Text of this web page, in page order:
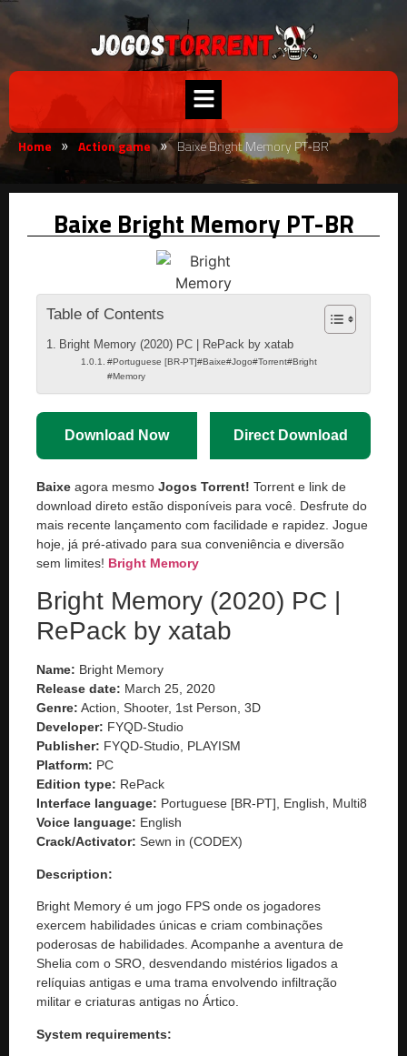
Home » Action game » Baixe Bright Memory PT-BR
Baixe Bright Memory PT-BR
Table of Contents
Bright Memory (2020) PC | RePack by xatab
#Portuguese [BR-PT]#Baixe#Jogo#Torrent#Bright
#Memory
Download Now Direct Download
Baixe agora mesmo Jogos Torrent! Torrent e link de
download direto estão disponíveis para você. Desfrute do
mais recente lançamento com facilidade e rapidez. Jogue
hoje, já pré-ativado para sua conveniência e diversão
sem limites! Bright Memory
Bright Memory (2020) PC |
RePack by xatab
Name: Bright Memory
Release date: March 25, 2020
Genre: Action, Shooter, 1st Person, 3D
Developer: FYQD-Studio
Publisher: FYQD-Studio, PLAYISM
Platform: PC
Edition type: RePack
Interface language: Portuguese [BR-PT], English, Multi8
Voice language: English
Crack/Activator: Sewn in (CODEX)
Description:
Bright Memory é um jogo FPS onde os jogadores
exercem habilidades únicas e criam combinações
poderosas de habilidades. Acompanhe a aventura de
Shelia com o SRO, desvendando mistérios ligados a
relíquias antigas e uma trama envolvendo infiltração
militar e criaturas antigas no Ártico.
System requirements: